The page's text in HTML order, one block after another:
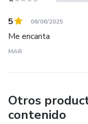
5 06/06/2025
Me encanta
MAR
Otros
contenido